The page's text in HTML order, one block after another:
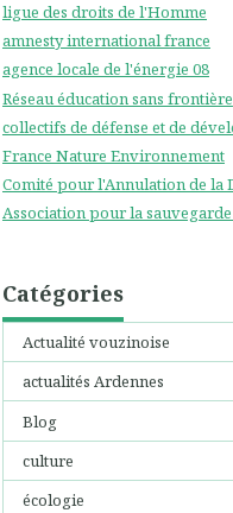
ligue des droits de l'Homme
amnesty international france
agence locale de l'énergie 08
Réseau éducation sans frontière
collectifs de défense et de
France Nature Environnement
Comité pour l'Annulation de la
Association pour la
Catégories
Actualité vouzinoise
actualités Ardennes
Blog
culture
écologie